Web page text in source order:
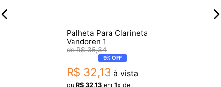
Palheta Para Clarineta
Vandoren 1
R$ 35,34
9% OFF
R$ 32,13 à vista
ou R$ 32,13 em 1x de